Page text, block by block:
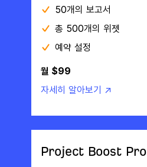
50개의 보고서
총 500개의 위젯
예약 설정
월 $99
자세히 알아보기 ↗
Project Boost Pro